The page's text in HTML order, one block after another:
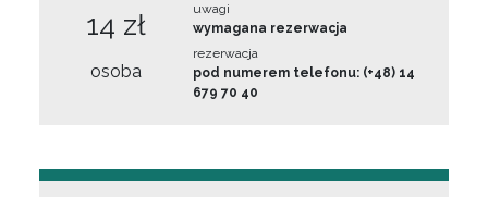
14 zł
osoba
uwagi
wymagana rezerwacja
rezerwacja
pod numerem telefonu: (+48) 14
679 70 40